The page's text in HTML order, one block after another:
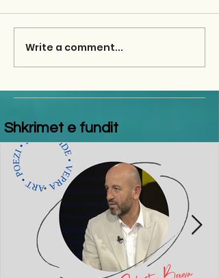
Write a comment...
Shkrimet e fundit